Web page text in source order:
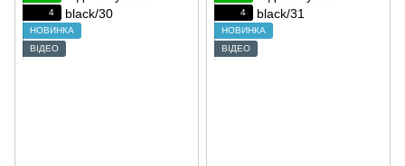
4
НОВИНКА
ВІДЕО
4
НОВИНКА
ВІДЕО